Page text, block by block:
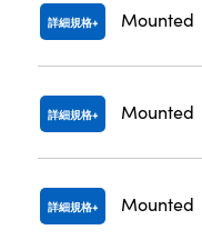
詳細規格 Mounted
詳細規格 Mounted
詳細規格 Mounted